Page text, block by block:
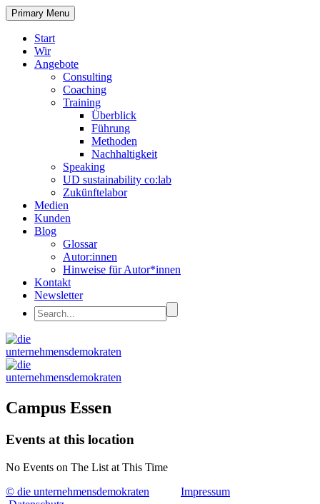
Primary Menu
Start
Wir
Angebote
Consulting
Coaching
Training
Überblick
Führung
Methoden
Nachhaltigkeit
Speaking
UD sustainability co:lab
Zukünftelabor
Medien
Kunden
Blog
Glossar
Autor:innen
Hinweise für Autor*innen
Kontakt
Newsletter
Campus Essen
Events at this location
No Events on The List at This Time
© die unternehmensdemokraten
Impressum